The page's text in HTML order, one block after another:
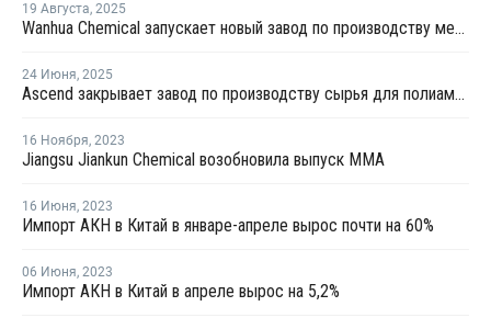
19 Августа, 2025
Wanhua Chemical запускает новый завод по производству метилметакрилата стирола оптического класса в Китае
24 Июня, 2025
Ascend закрывает завод по производству сырья для полиамида в Китае
16 Ноября, 2023
Jiangsu Jiankun Chemical возобновила выпуск ММА
16 Июня, 2023
Импорт АКН в Китай в январе-апреле вырос почти на 60%
06 Июня, 2023
Импорт АКН в Китай в апреле вырос на 5,2%